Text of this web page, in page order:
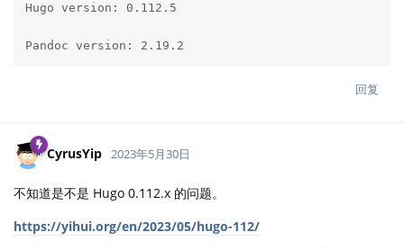
Hugo version: 0.112.5
Pandoc version: 2.19.2
回复
CyrusYip 2023年5月30日
不知道是不是 Hugo 0.112.x 的问题。
https://yihui.org/en/2023/05/hugo-112/